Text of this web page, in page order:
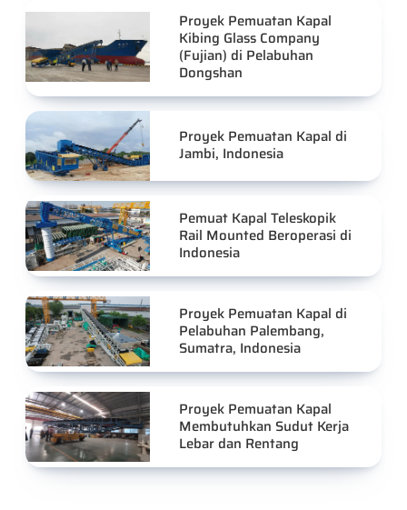
Proyek Pemuatan Kapal
Kibing Glass Company
(Fujian) di Pelabuhan
Dongshan
Proyek Pemuatan Kapal di
Jambi, Indonesia
Pemuat Kapal Teleskopik
Rail Mounted Beroperasi di
Indonesia
Proyek Pemuatan Kapal di
Pelabuhan Palembang,
Sumatra, Indonesia
Proyek Pemuatan Kapal
Membutuhkan Sudut Kerja
Lebar dan Rentang